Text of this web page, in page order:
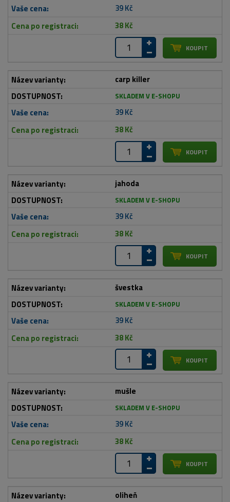
39 Kč
38 Kč
carp killer
SKLADEM V E-SHOPU
39 Kč
38 Kč
jahoda
SKLADEM V E-SHOPU
39 Kč
38 Kč
švestka
SKLADEM V E-SHOPU
39 Kč
38 Kč
mušle
SKLADEM V E-SHOPU
39 Kč
38 Kč
oliheň